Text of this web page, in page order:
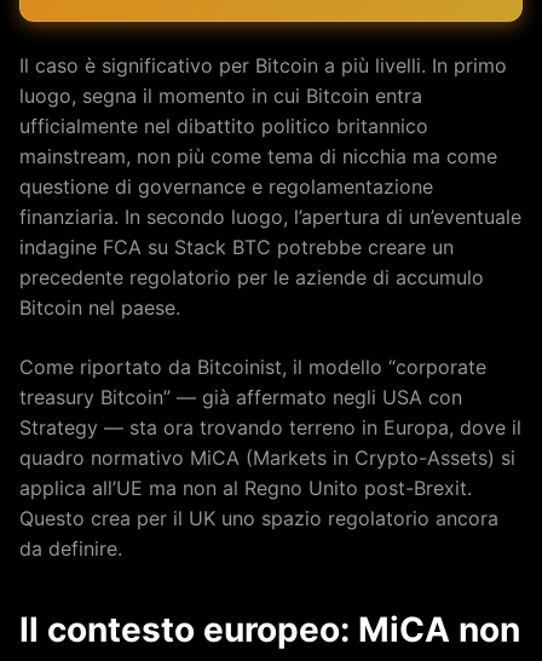
Il caso è significativo per Bitcoin a più livelli. In primo
luogo, segna il momento in cui Bitcoin entra
ufficialmente nel dibattito politico britannico
mainstream, non più come tema di nicchia ma come
questione di governance e regolamentazione
finanziaria. In secondo luogo, l’apertura di un’eventuale
indagine FCA su Stack BTC potrebbe creare un
precedente regolatorio per le aziende di accumulo
Bitcoin nel paese.
Come riportato da Bitcoinist, il modello “corporate
treasury Bitcoin” — già affermato negli USA con
Strategy — sta ora trovando terreno in Europa, dove il
quadro normativo MiCA (Markets in Crypto-Assets) si
applica all’UE ma non al Regno Unito post-Brexit.
Questo crea per il UK uno spazio regolatorio ancora
da definire.
Il contesto europeo: MiCA non